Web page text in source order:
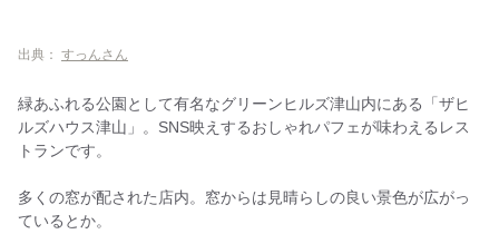
出典： すっんさん
緑あふれる公園として有名なグリーンヒルズ津山内にある「ザヒ
ルズハウス津山」。SNS映えするおしゃれパフェが味わえるレス
トランです。
多くの窓が配された店内。窓からは見晴らしの良い景色が広がっ
ているとか。